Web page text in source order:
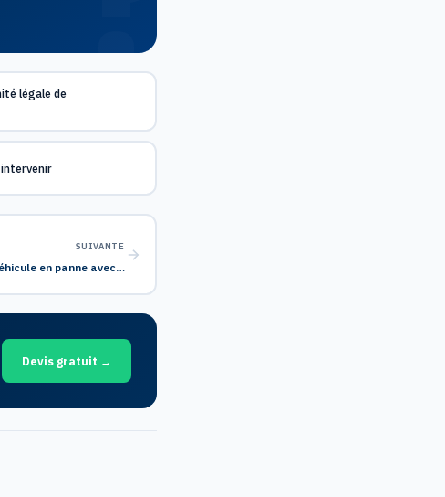
légale de
SUIVANTE
en panne avec…
Devis gratuit →